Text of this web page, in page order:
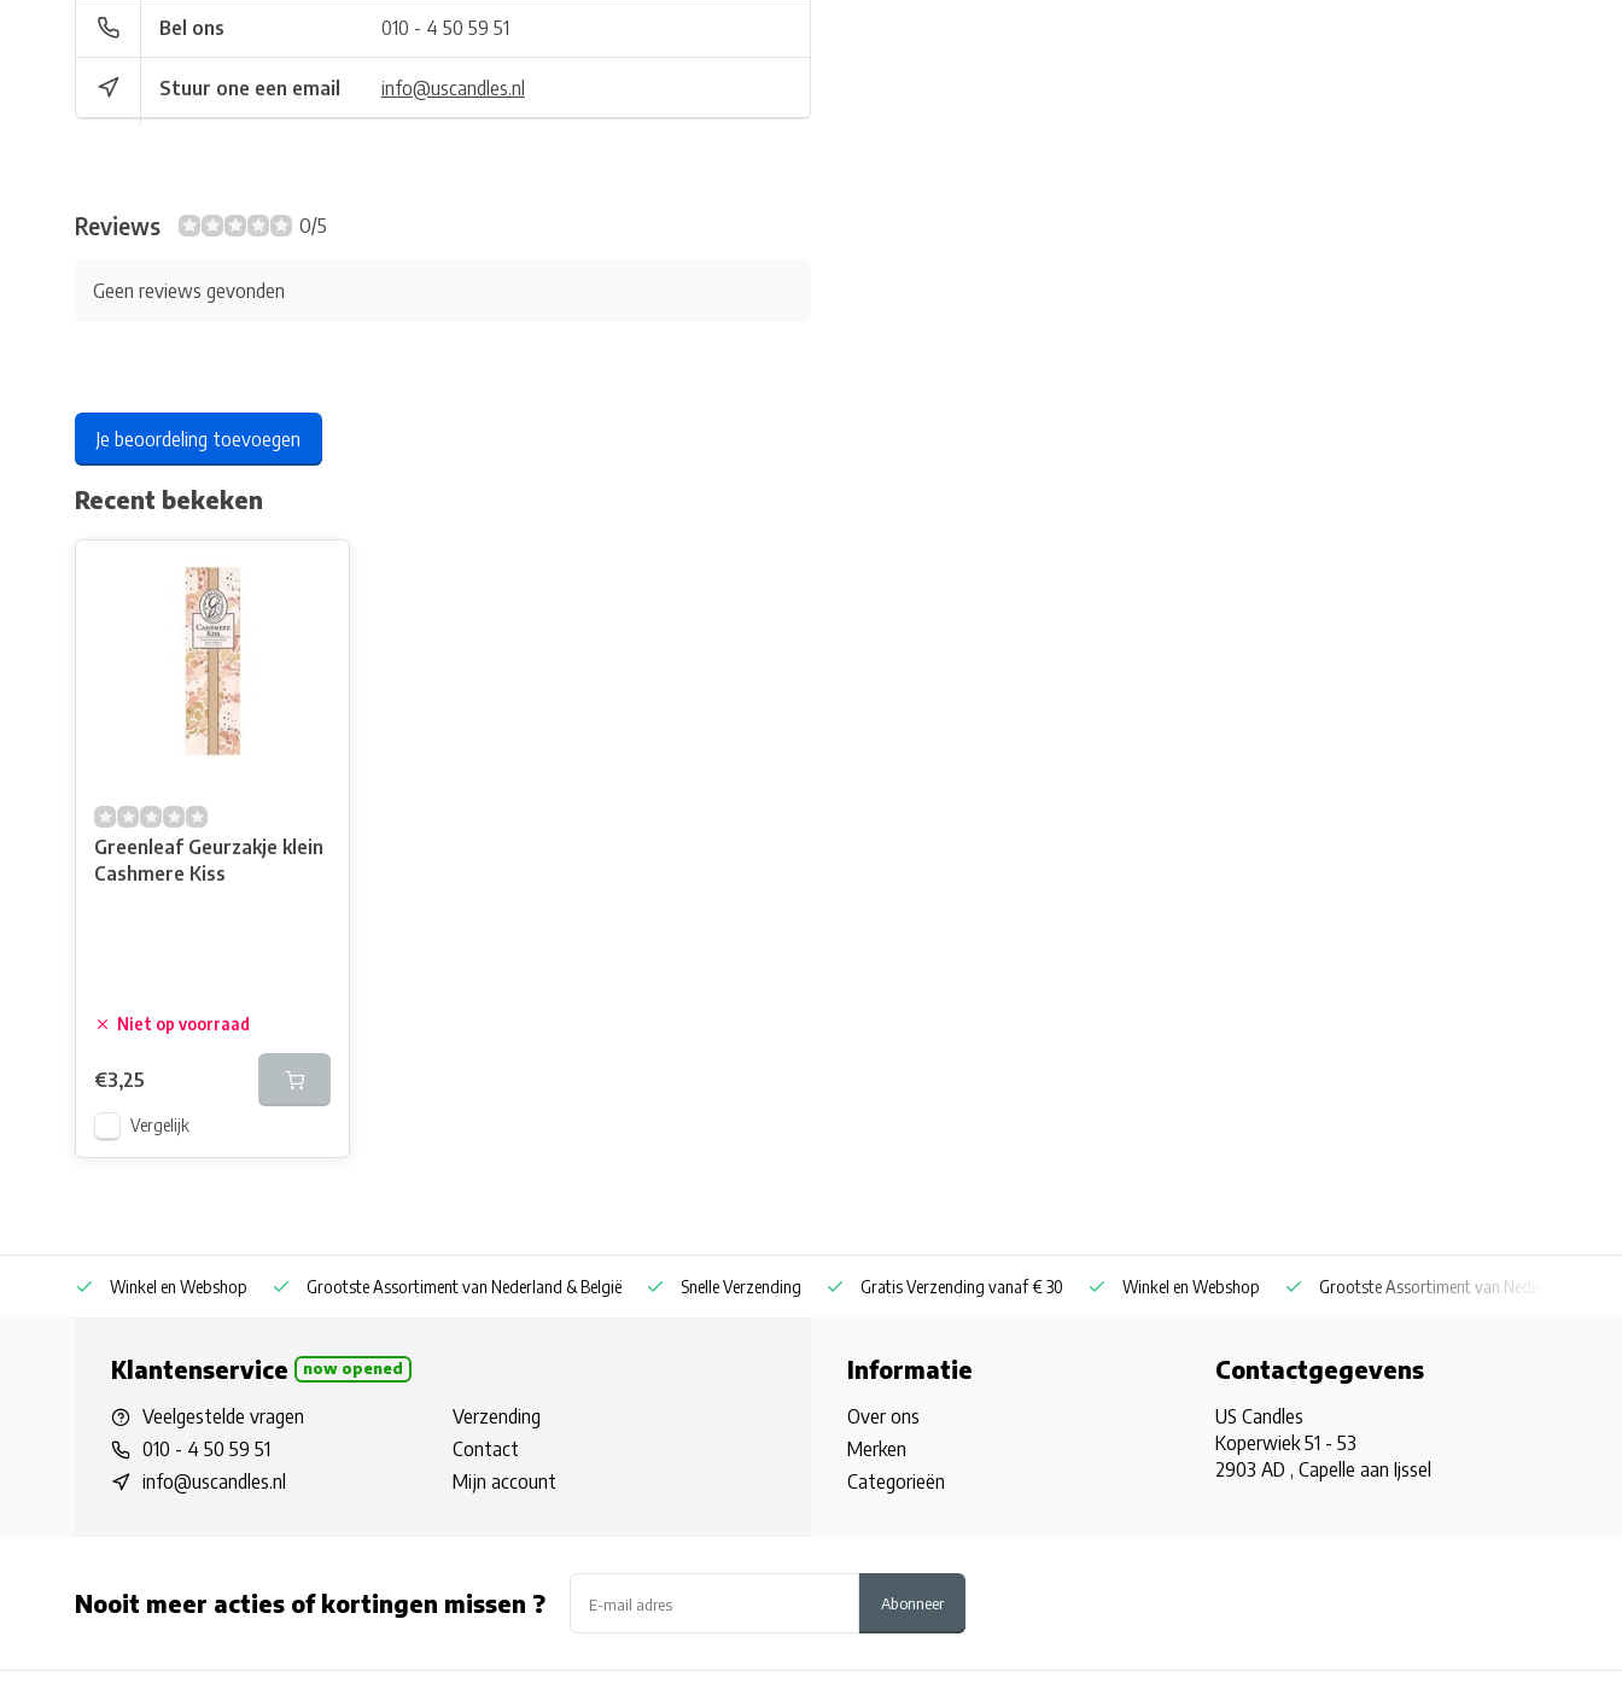
Bel ons 010 - 4 50 59 51
Stuur one een email info@uscandles.nl
Reviews 0/5
Geen reviews gevonden
Je beoordeling toevoegen
Recent bekeken
Greenleaf Geurzakje klein
Cashmere Kiss
Niet op voorraad
€3,25
Vergelijk
Winkel en Webshop Grootste Assortiment van Nederland & België Snelle Verzending Gratis Verzending vanaf € 30 Winkel en Webshop Grootste Assortiment van Nederland &
Klantenservice now opened
Veelgestelde vragen
010 - 4 50 59 51
info@uscandles.nl
Verzending
Contact
Mijn account
Informatie
Over ons
Merken
Categorieën
Contactgegevens
US Candles
Koperwiek 51 - 53
2903 AD , Capelle aan Ijssel
Nooit meer acties of kortingen missen ? Abonneer